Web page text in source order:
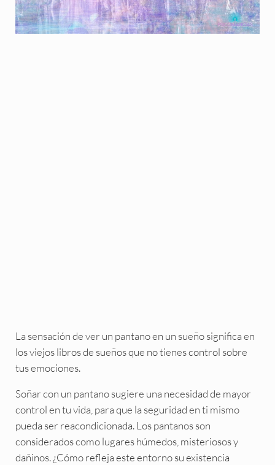
La sensación de ver un pantano en un sueño significa en
los viejos libros de sueños que no tienes control sobre
tus emociones.
Soñar con un pantano sugiere una necesidad de mayor
control en tu vida, para que la seguridad en ti mismo
pueda ser reacondicionada. Los pantanos son
considerados como lugares húmedos, misteriosos y
dañinos. ¿Cómo refleja este entorno su existencia